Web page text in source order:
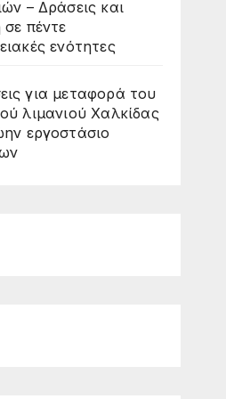
– Δράσεις και
σε πέντε
ενότητες
για μεταφορά του
λιμανιού Χαλκίδας
εργοστάσιο